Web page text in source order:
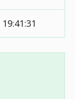
19:41:31